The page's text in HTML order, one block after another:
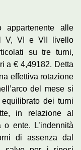
alle
V, VI e VII livello
su tre turni,
a € 4,49182. Detta
effettiva rotazione
del mese si
dei turni
in relazione al
ente. L’indennità
di assenza dal